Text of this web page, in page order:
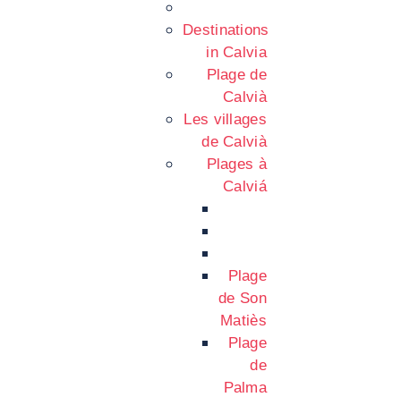
Destinations
in Calvia
Plage de
Calvià
Les villages
de Calvià
Plages à
Calviá
Plage
de Son
Matiès
Plage
de
Palma